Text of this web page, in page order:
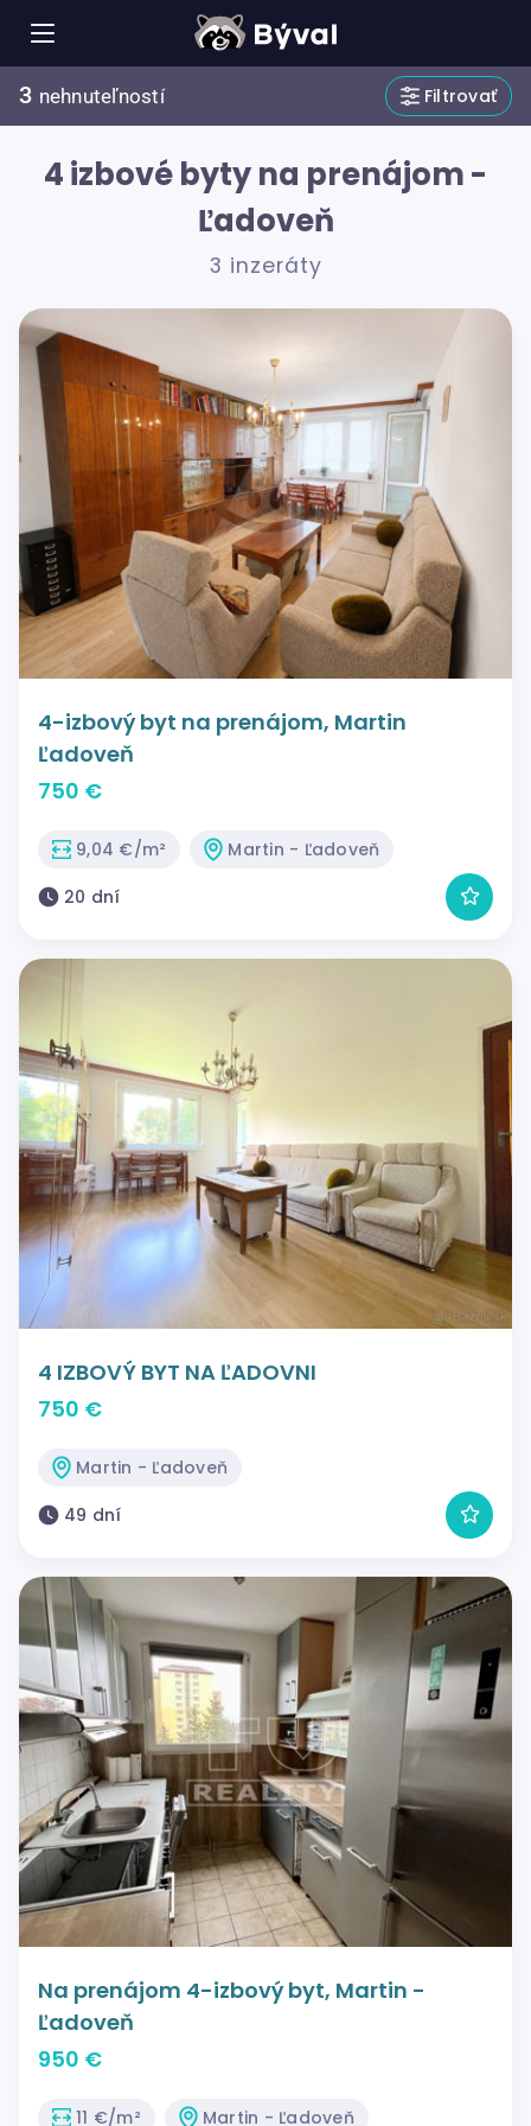
3 nehnuteľností Filtrovať
4 izbové byty na prenájom -
Ľadoveň
3 inzeráty
4-izbový byt na prenájom, Martin
Ľadoveň
750 €
9,04 €/m²
Martin - Ľadoveň
20 dní
4 IZBOVÝ BYT NA ĽADOVNI
750 €
Martin - Ľadoveň
49 dní
Na prenájom 4-izbový byt, Martin -
Ľadoveň
950 €
11 €/m² Martin - Ľadoveň